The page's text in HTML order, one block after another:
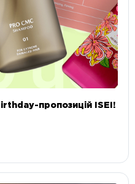
пропозицій ISEI!